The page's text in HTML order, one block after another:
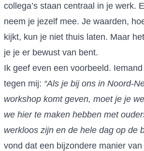
collega’s staan centraal in je werk.
neem je jezelf mee. Je waarden,
kijkt, kun je niet thuis laten. Maar
je je er bewust van bent.
Ik geef even een voorbeeld.
tegen mij: “Als je bij ons in Noord-
workshop komt geven, moet je je
we hier te maken hebben met
werkloos zijn en de hele dag op de
vond dat een bijzondere manier